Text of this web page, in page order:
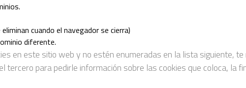
cuando el navegador se cierra)
diferente.
en este sitio web y no estén enumeradas en la lista siguiente,
tercero para pedirle información sobre las cookies que coloca, la